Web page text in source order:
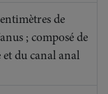
de
; composé de
et du canal anal